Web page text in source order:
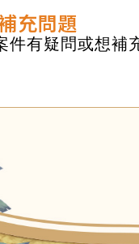
充問題
件有疑問或想補